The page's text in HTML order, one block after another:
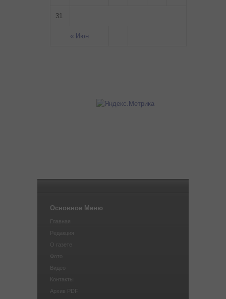
« Июн
31
Основное Меню
Главная
Редакция
О газете
Фото
Видео
Контакты
Архив PDF